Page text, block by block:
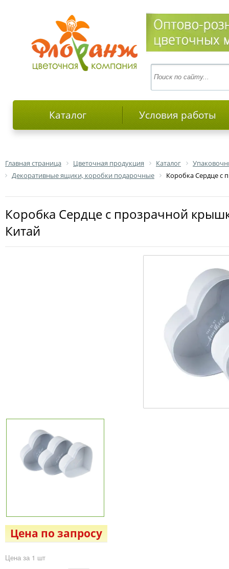
Каталог Условия работы
Главная страница Цветочная продукция Каталог
Декоративные ящики, коробки подарочные
Коробка Сердце с
Коробка Сердце с прозрачной крышкой 92809 (2-й из набора) 30.4x29.2x12.4;
Китай
Цена по запросу
Цена за 1 шт